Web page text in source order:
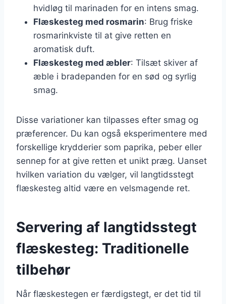
hvidløg til marinaden for en intens smag.
Flæskesteg med rosmarin: Brug friske
rosmarinkviste til at give retten en
aromatisk duft.
Flæskesteg med æbler: Tilsæt skiver af
æble i bradepanden for en sød og syrlig
smag.
Disse variationer kan tilpasses efter smag og
præferencer. Du kan også eksperimentere med
forskellige krydderier som paprika, peber eller
sennep for at give retten et unikt præg. Uanset
hvilken variation du vælger, vil langtidsstegt
flæskesteg altid være en velsmagende ret.
Servering af langtidsstegt
flæskesteg: Traditionelle
tilbehør
Når flæskestegen er færdigstegt, er det tid til